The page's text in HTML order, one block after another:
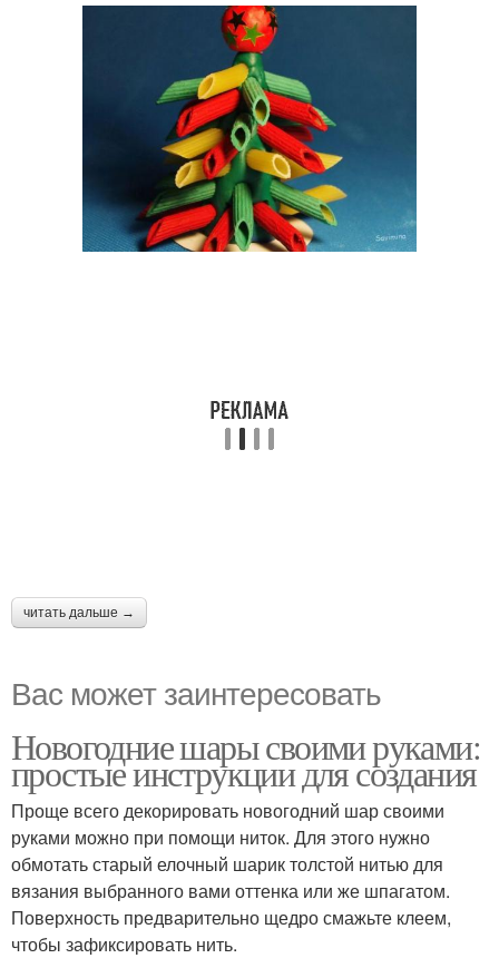
читать дальше →
Вас может заинтересовать
Новогодние шары своими руками:
простые инструкции для создания
Проще всего декорировать новогодний шар своими
руками можно при помощи ниток. Для этого нужно
обмотать старый елочный шарик толстой нитью для
вязания выбранного вами оттенка или же шпагатом.
Поверхность предварительно щедро смажьте клеем,
чтобы зафиксировать нить.